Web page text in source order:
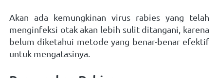
Akan ada kemungkinan virus rabies yang telah
menginfeksi otak akan lebih sulit ditangani, karena
belum diketahui metode yang benar-benar efektif
untuk mengatasinya.